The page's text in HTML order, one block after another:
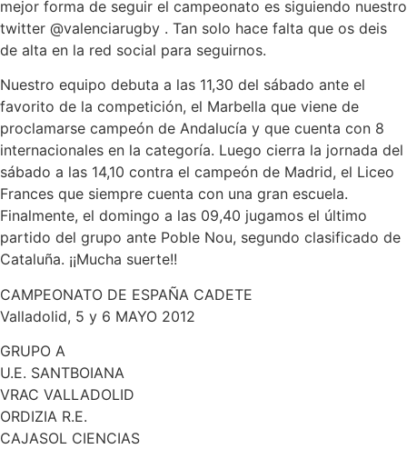
mejor forma de seguir el campeonato es siguiendo nuestro
twitter @valenciarugby . Tan solo hace falta que os deis
de alta en la red social para seguirnos.
Nuestro equipo debuta a las 11,30 del sábado ante el
favorito de la competición, el Marbella que viene de
proclamarse campeón de Andalucía y que cuenta con 8
internacionales en la categoría. Luego cierra la jornada del
sábado a las 14,10 contra el campeón de Madrid, el Liceo
Frances que siempre cuenta con una gran escuela.
Finalmente, el domingo a las 09,40 jugamos el último
partido del grupo ante Poble Nou, segundo clasificado de
Cataluña. ¡¡Mucha suerte!!
CAMPEONATO DE ESPAÑA CADETE
Valladolid, 5 y 6 MAYO 2012
GRUPO A
U.E. SANTBOIANA
VRAC VALLADOLID
ORDIZIA R.E.
CAJASOL CIENCIAS